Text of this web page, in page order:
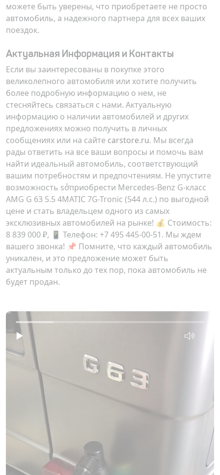
можете быть уверены, что приобретаете не просто
автомобиль, а надежного партнера для всех ваших
поездок.
Актуальная Информация и Контакты
Если вы заинтересованы в покупке этого
великолепного автомобиля или хотите получить
более подробную информацию о нем, не
стесняйтесь связаться с нами. Актуальную
информацию о наличии автомобилей и других
предложениях можно получить в личных
сообщениях или на сайте carstore.ru. Мы всегда
рады ответить на все ваши вопросы и помочь вам
найти идеальный автомобиль, соответствующий
вашим потребностям и предпочтениям. Не упустите
возможность sởприобрести Mercedes-Benz G-класс
AMG G 63 5.5 4MATIC 7G-Tronic (544 л.с.) по выгодной
цене и стать владельцем одного из самых
эксклюзивных автомобилей на рынке! 💰 Стоимость:
8 839 000 ₽, 📱 Телефон: +7 495 445-00-51. Мы ждем
вашего звонка! 📌 Помните, что каждый автомобиль
уникален, и это предложение может быть
актуальным только до тех пор, пока автомобиль не
будет продан.